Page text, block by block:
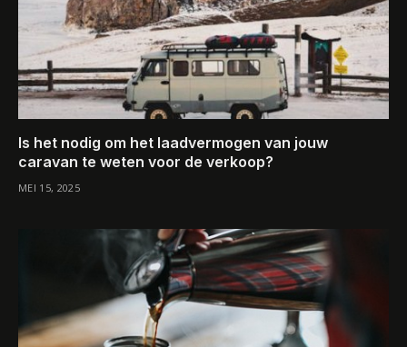
Is het nodig om het laadvermogen van jouw
caravan te weten voor de verkoop?
MEI 15, 2025